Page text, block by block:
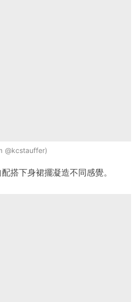
@kcstauffer
搭下身裙擺凝造不同感覺。